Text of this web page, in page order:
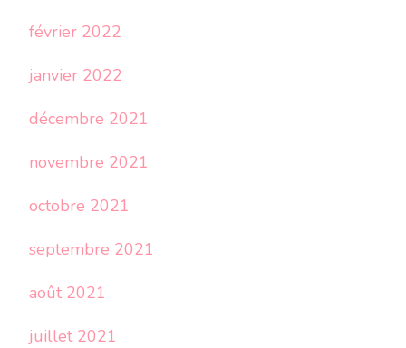
février 2022
janvier 2022
décembre 2021
novembre 2021
octobre 2021
septembre 2021
août 2021
juillet 2021